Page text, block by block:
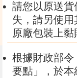
請您以原送
失，請另使
原廠包裝上
根據財政部
要點」，於